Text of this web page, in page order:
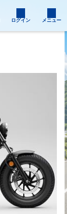
ログイン メニュー